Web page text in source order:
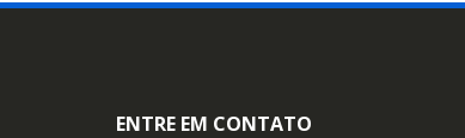
ENTRE EM CONTATO